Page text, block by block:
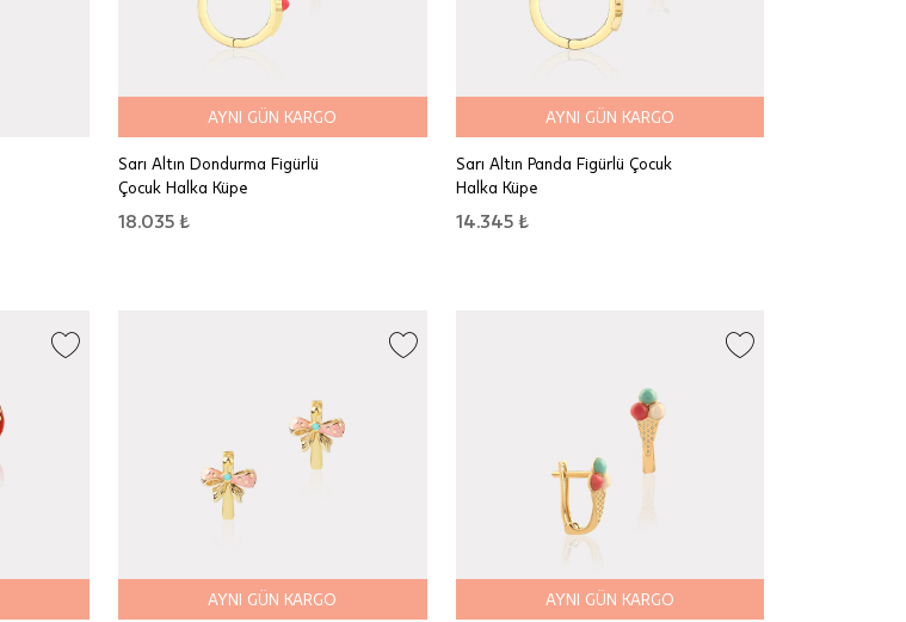
AYNI GÜN KARGO
Sarı Altın Dondurma Figürlü
Çocuk Halka Küpe
18.035 ₺
AYNI GÜN KARGO
Sarı Altın Panda Figürlü Çocuk
Halka Küpe
14.345 ₺
AYNI GÜN KARGO AYNI GÜN KARGO